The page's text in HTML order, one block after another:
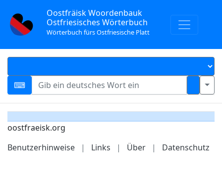
Oostfräisk Woordenbauk
Ostfriesisches Wörterbuch
Wörterbuch fürs Ostfriesische Platt
oostfraeisk.org
Benutzerhinweise
| Links | Über | Datenschutz